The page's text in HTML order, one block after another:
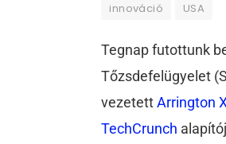
innováció USA
Tegnap futottunk
Tőzsdefelügyelet
vezetettArrington
TechCrunch